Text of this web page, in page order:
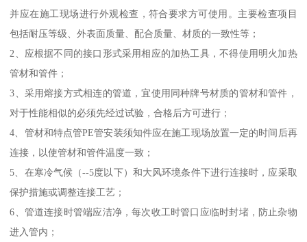
并应在施工现场进行外观检查，符合要求方可使用。主要检查项目
包括耐压等级、外表面质量、配合质量、材质的一致性等；
2、应根据不同的接口形式采用相应的加热工具，不得使用明火加热
管材和管件；
3、采用熔接方式相连的管道，宜使用同种牌号材质的管材和管件，
对于性能相似的必须先经过试验，合格后方可进行；
4、管材和特点管PE管安装须知件应在施工现场放置一定的时间后再
连接，以使管材和管件温度一致；
5、在寒冷气候（--5度以下）和大风环境条件下进行连接时，应采取
保护措施或调整连接工艺；
6、管道连接时管端应洁净，每次收工时管口应临时封堵，防止杂物
进入管内；